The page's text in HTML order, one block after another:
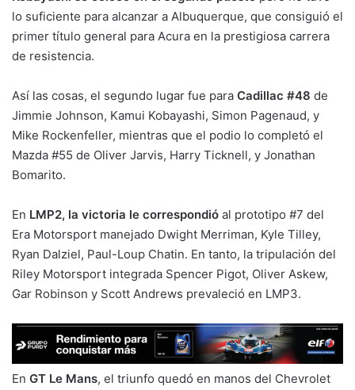
lo suficiente para alcanzar a Albuquerque, que consiguió el
primer título general para Acura en la prestigiosa carrera
de resistencia.
Así las cosas, el segundo lugar fue para Cadillac #48 de
Jimmie Johnson, Kamui Kobayashi, Simon Pagenaud, y
Mike Rockenfeller, mientras que el podio lo completó el
Mazda #55 de Oliver Jarvis, Harry Ticknell, y Jonathan
Bomarito.
En LMP2, la victoria le correspondió al prototipo #7 del
Era Motorsport manejado Dwight Merriman, Kyle Tilley,
Ryan Dalziel, Paul-Loup Chatin. En tanto, la tripulación del
Riley Motorsport integrada Spencer Pigot, Oliver Askew,
Gar Robinson y Scott Andrews prevaleció en LMP3.
En GT Le Mans, el triunfo quedó en manos del Chevrolet